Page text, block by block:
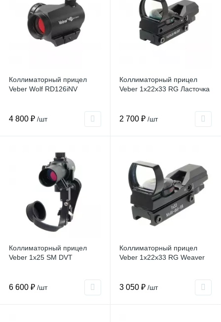
Коллиматорный прицел
Veber Wolf RD126iNV
4 800 ₽ /шт
Коллиматорный прицел
Veber 1x22x33 RG Ласточка
2 700 ₽ /шт
Коллиматорный прицел
Veber 1x25 SM DVT
6 600 ₽ /шт
Коллиматорный прицел
Veber 1x22x33 RG Weaver
3 050 ₽ /шт